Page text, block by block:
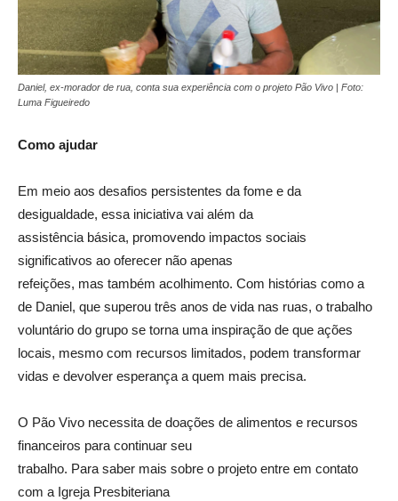
Daniel, ex-morador de rua, conta sua experiência com o projeto Pão Vivo | Foto:
Luma Figueiredo
Como ajudar
Em meio aos desafios persistentes da fome e da
desigualdade, essa iniciativa vai além da
assistência básica, promovendo impactos sociais
significativos ao oferecer não apenas
refeições, mas também acolhimento. Com histórias como a
de Daniel, que superou três anos de vida nas ruas, o trabalho
voluntário do grupo se torna uma inspiração de que ações
locais, mesmo com recursos limitados, podem transformar
vidas e devolver esperança a quem mais precisa.
O Pão Vivo necessita de doações de alimentos e recursos
financeiros para continuar seu
trabalho. Para saber mais sobre o projeto entre em contato
com a Igreja Presbiteriana